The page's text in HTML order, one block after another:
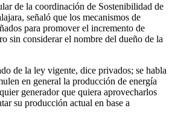
de la coordinación de Sostenibilidad de
señaló que los mecanismos de
para promover el incremento de
sin considerar el nombre del dueño de la
de la ley vigente, dice privados; se habla
en general la producción de energía
generador que quiera aprovecharlos
su producción actual en base a